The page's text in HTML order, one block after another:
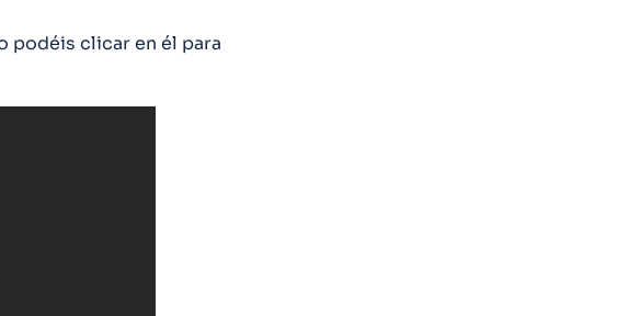
podéis clicar en él para